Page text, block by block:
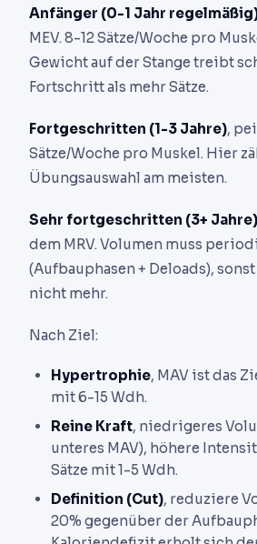
Anfänger (0-1 Jahr
MEV. 8-12 Sätze/Woche pro
Gewicht auf der Stange treibt
Fortschritt als mehr Sätze.
Fortgeschritten (1-3 Jahre),
Sätze/Woche pro Muskel. Hier
Übungsauswahl am meisten.
Sehr fortgeschritten (3+ Jahre)
dem MRV. Volumen muss
(Aufbauphasen + Deloads),
nicht mehr.
Nach Ziel:
Hypertrophie, MAV ist das
mit 6-15 Wdh.
Reine Kraft, niedrigeres
unteres MAV), höhere
Sätze mit 1-5 Wdh.
Definition (Cut), reduziere
20% gegenüber der